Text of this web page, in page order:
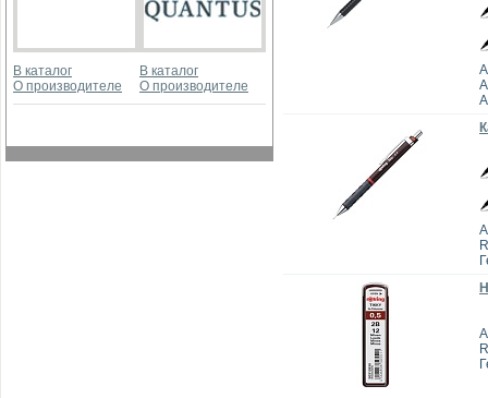
В каталог
О производителе
В каталог
О производителе